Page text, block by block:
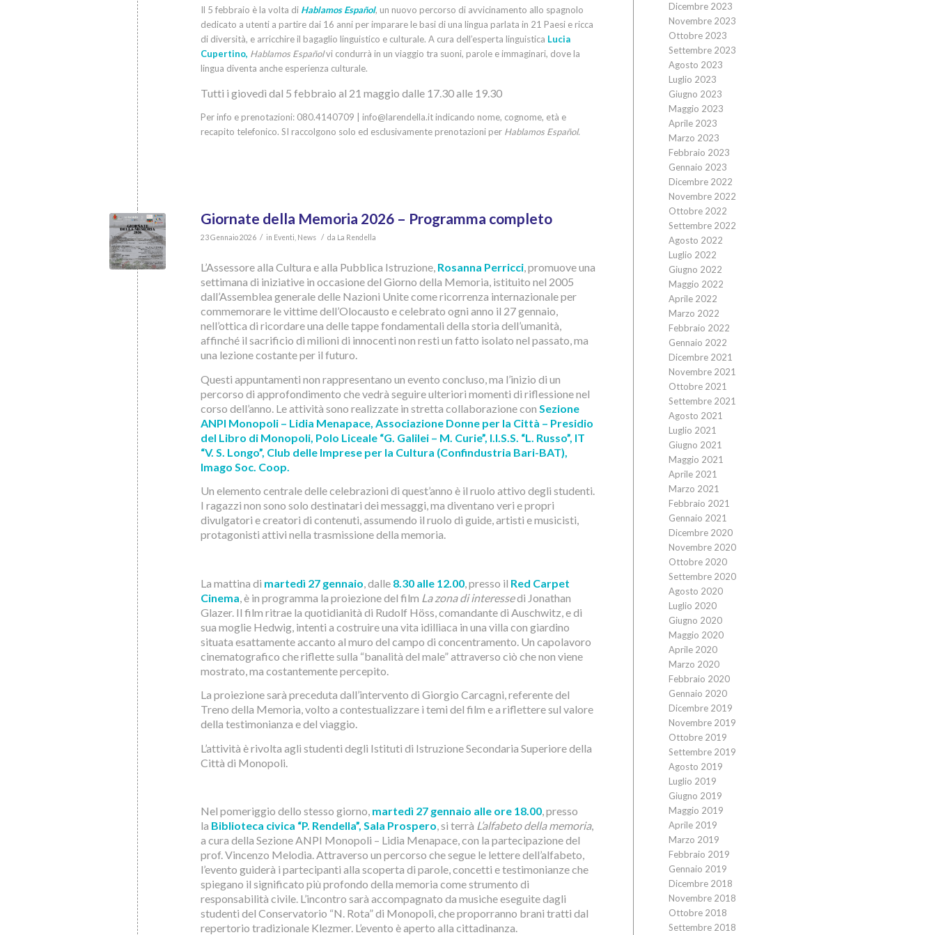
Il 5 febbraio è la volta di Hablamos Español, un nuovo percorso di avvicinamento allo spagnolo
dedicato a utenti a partire dai 16 anni per imparare le basi di una lingua parlata in 21 Paesi e ricca
di diversità, e arricchire il bagaglio linguistico e culturale. A cura dell’esperta linguistica Lucia
Cupertino, Hablamos Españolvi condurrà in un viaggio tra suoni, parole e immaginari, dove la
lingua diventa anche esperienza culturale.
Tutti i giovedì dal 5 febbraio al 21 maggio dalle 17.30 alle 19.30
Per info e prenotazioni: 080.4140709 | info@larendella.it indicando nome, cognome, età e
recapito telefonico. SI raccolgono solo ed esclusivamente prenotazioni per Hablamos Español.
Giornate della Memoria 2026 – Programma completo
23 Gennaio 2026 / in Eventi News / da La Rendella
L’Assessore alla Cultura e alla Pubblica Istruzione, Rosanna Perricci, promuove una
settimana di iniziative in occasione del Giorno della Memoria, istituito nel 2005
dall’Assemblea generale delle Nazioni Unite come ricorrenza internazionale per
commemorare le vittime dell’Olocausto e celebrato ogni anno il 27 gennaio,
nell’ottica di ricordare una delle tappe fondamentali della storia dell’umanità,
affinché il sacrificio di milioni di innocenti non resti un fatto isolato nel passato, ma
una lezione costante per il futuro.
Questi appuntamenti non rappresentano un evento concluso, ma l’inizio di un
percorso di approfondimento che vedrà seguire ulteriori momenti di riflessione nel
corso dell’anno. Le attività sono realizzate in stretta collaborazione con Sezione
ANPI Monopoli – Lidia Menapace, Associazione Donne per la Città – Presidio
del Libro di Monopoli, Polo Liceale “G. Galilei – M. Curie”, I.I.S.S. “L. Russo”, IT
“V. S. Longo”, Club delle Imprese per la Cultura (Confindustria Bari-BAT),
Imago Soc. Coop.
Un elemento centrale delle celebrazioni di quest’anno è il ruolo attivo degli studenti.
I ragazzi non sono solo destinatari dei messaggi, ma diventano veri e propri
divulgatori e creatori di contenuti, assumendo il ruolo di guide, artisti e musicisti,
protagonisti attivi nella trasmissione della memoria.
La mattina di martedì 27 gennaio , dalle 8.30 alle 12.00 , presso il Red Carpet
Cinema , è in programma la proiezione del film La zona di interessedi Jonathan
Glazer. Il film ritrae la quotidianità di Rudolf Höss, comandante di Auschwitz, e di
sua moglie Hedwig, intenti a costruire una vita idilliaca in una villa con giardino
situata esattamente accanto al muro del campo di concentramento. Un capolavoro
cinematografico che riflette sulla “banalità del male” attraverso ciò che non viene
mostrato, ma costantemente percepito.
La proiezione sarà preceduta dall’intervento di Giorgio Carcagni, referente del
Treno della Memoria, volto a contestualizzare i temi del film e a riflettere sul valore
della testimonianza e del viaggio.
L’attività è rivolta agli studenti degli Istituti di Istruzione Secondaria Superiore della
Città di Monopoli.
Nel pomeriggio dello stesso giorno, martedì 27 gennaio alle ore 18.00, presso
la Biblioteca civica “P. Rendella”, Sala Prospero, si terrà L’alfabeto della memoria,
a cura della Sezione ANPI Monopoli – Lidia Menapace, con la partecipazione del
prof. Vincenzo Melodia. Attraverso un percorso che segue le lettere dell’alfabeto,
l’evento guiderà i partecipanti alla scoperta di parole, concetti e testimonianze che
spiegano il significato più profondo della memoria come strumento di
responsabilità civile. L’incontro sarà accompagnato da musiche eseguite dagli
studenti del Conservatorio “N. Rota” di Monopoli, che proporranno brani tratti dal
repertorio tradizionale Klezmer. L’evento è aperto alla cittadinanza.
Dicembre 2023
Novembre 2023
Ottobre 2023
Settembre 2023
Agosto 2023
Luglio 2023
Giugno 2023
Maggio 2023
Aprile 2023
Marzo 2023
Febbraio 2023
Gennaio 2023
Dicembre 2022
Novembre 2022
Ottobre 2022
Settembre 2022
Agosto 2022
Luglio 2022
Giugno 2022
Maggio 2022
Aprile 2022
Marzo 2022
Febbraio 2022
Gennaio 2022
Dicembre 2021
Novembre 2021
Ottobre 2021
Settembre 2021
Agosto 2021
Luglio 2021
Giugno 2021
Maggio 2021
Aprile 2021
Marzo 2021
Febbraio 2021
Gennaio 2021
Dicembre 2020
Novembre 2020
Ottobre 2020
Settembre 2020
Agosto 2020
Luglio 2020
Giugno 2020
Maggio 2020
Aprile 2020
Marzo 2020
Febbraio 2020
Gennaio 2020
Dicembre 2019
Novembre 2019
Ottobre 2019
Settembre 2019
Agosto 2019
Luglio 2019
Giugno 2019
Maggio 2019
Aprile 2019
Marzo 2019
Febbraio 2019
Gennaio 2019
Dicembre 2018
Novembre 2018
Ottobre 2018
Settembre 2018